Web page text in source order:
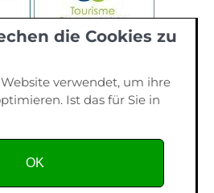
die Cookies zu
verwendet, um ihre
Ist das für Sie in
OK